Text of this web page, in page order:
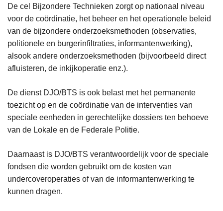
De cel Bijzondere Technieken zorgt op nationaal niveau
voor de coördinatie, het beheer en het operationele beleid
van de bijzondere onderzoeksmethoden (observaties,
politionele en burgerinfiltraties, informantenwerking),
alsook andere onderzoeksmethoden (bijvoorbeeld direct
afluisteren, de inkijkoperatie enz.).
De dienst DJO/BTS is ook belast met het permanente
toezicht op en de coördinatie van de interventies van
speciale eenheden in gerechtelijke dossiers ten behoeve
van de Lokale en de Federale Politie.
Daarnaast is DJO/BTS verantwoordelijk voor de speciale
fondsen die worden gebruikt om de kosten van
undercoveroperaties of van de informantenwerking te
kunnen dragen.